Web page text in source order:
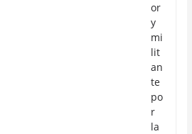
or
y
mi
lit
an
te
po
r
la